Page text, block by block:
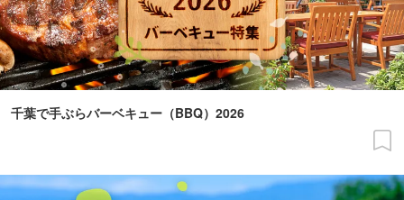
千葉で手ぶらバーベキュー（BBQ）2026